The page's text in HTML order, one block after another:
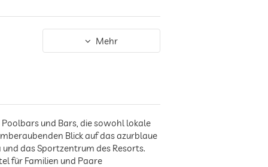
Mehr
und Bars, die sowohl lokale
Blick auf das azurblaue
das Sportzentrum des Resorts.
für Familien und Paare